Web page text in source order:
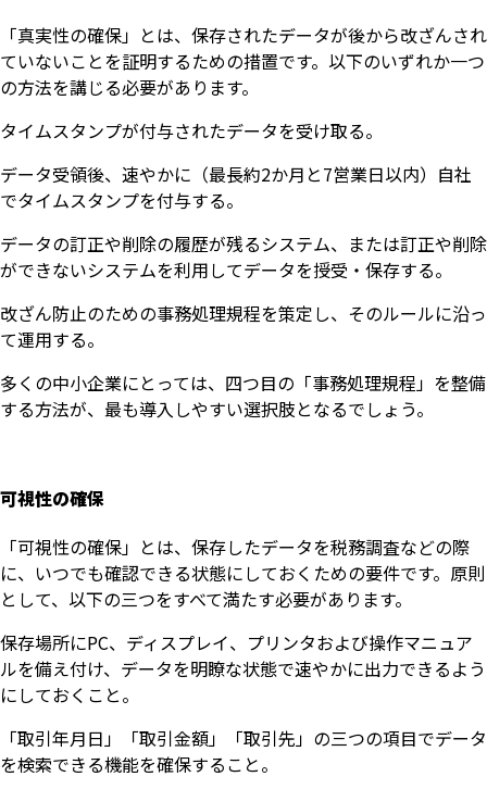
「真実性の確保」とは、保存されたデータが後から改ざんされ
ていないことを証明するための措置です。以下のいずれか一つ
の方法を講じる必要があります。
タイムスタンプが付与されたデータを受け取る。
データ受領後、速やかに（最長約2か月と7営業日以内）自社
でタイムスタンプを付与する。
データの訂正や削除の履歴が残るシステム、または訂正や削除
ができないシステムを利用してデータを授受・保存する。
改ざん防止のための事務処理規程を策定し、そのルールに沿っ
て運用する。
多くの中小企業にとっては、四つ目の「事務処理規程」を整備
する方法が、最も導入しやすい選択肢となるでしょう。
可視性の確保
「可視性の確保」とは、保存したデータを税務調査などの際
に、いつでも確認できる状態にしておくための要件です。原則
として、以下の三つをすべて満たす必要があります。
保存場所にPC、ディスプレイ、プリンタおよび操作マニュア
ルを備え付け、データを明瞭な状態で速やかに出力できるよう
にしておくこと。
「取引年月日」「取引金額」「取引先」の三つの項目でデータ
を検索できる機能を確保すること。